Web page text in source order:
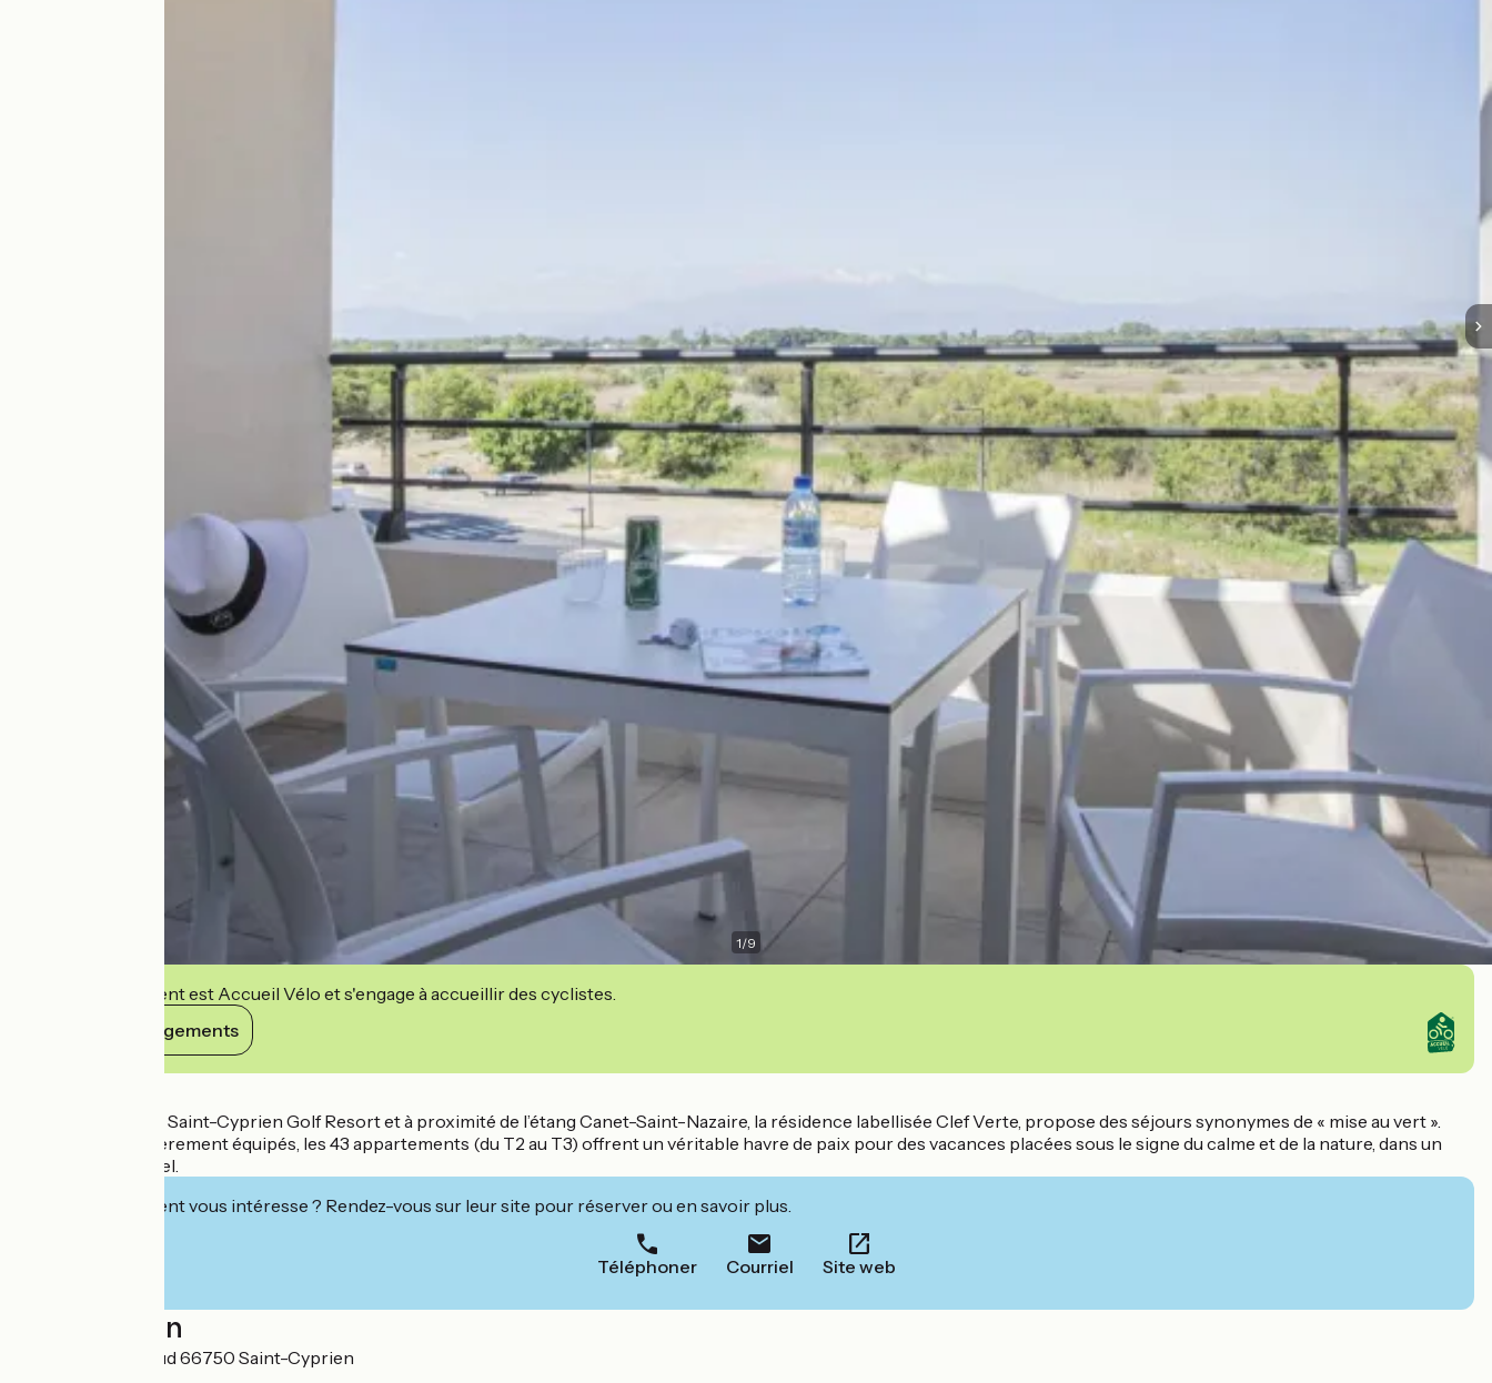
1/9
Cet établissement est Accueil Vélo et s'engage à accueillir des cyclistes.
Voir ses engagements
Située au cœur du Saint-Cyprien Golf Resort et à proximité de l’étang Canet-Saint-Nazaire, la résidence labellisée Clef Verte, propose des séjours synonymes de « mise au vert ».
Modernes et entièrement équipés, les 43 appartements (du T2 au T3) offrent un véritable havre de paix pour des vacances placées sous le signe du calme et de la nature, dans un
cadre exceptionnel.
Cet établissement vous intéresse ? Rendez-vous sur leur site pour réserver ou en savoir plus.
Téléphoner Courriel Site web
Localisation
5 rue Jouy d'Arnaud 66750 Saint-Cyprien